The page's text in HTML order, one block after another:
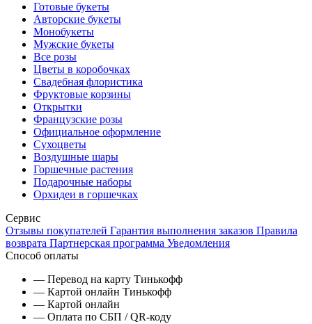
Готовые букеты
Авторские букеты
Монобукеты
Мужские букеты
Все розы
Цветы в коробочках
Свадебная флористика
Фруктовые корзины
Открытки
Французские розы
Официальное оформление
Сухоцветы
Воздушные шары
Горшечные растения
Подарочные наборы
Орхидеи в горшечках
Сервис
Отзывы покупателей Гарантия выполнения заказов Правила
возврата Партнерская программа Уведомления
Способ оплаты
— Перевод на карту Тинькофф
— Картой онлайн Тинькофф
— Картой онлайн
— Оплата по СБП / QR-коду